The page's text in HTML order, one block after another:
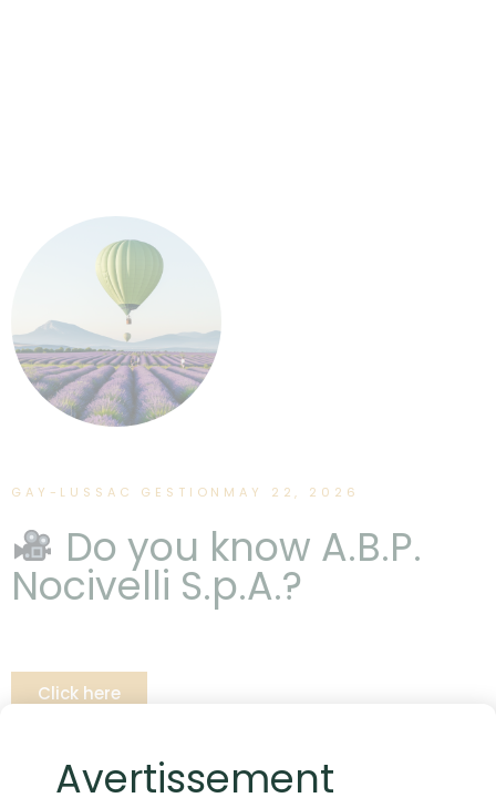
GAY-LUSSAC GESTION MAY 22, 2026
Do you know A.B.P.
Nocivelli S.p.A.?
Click here
Avertissement